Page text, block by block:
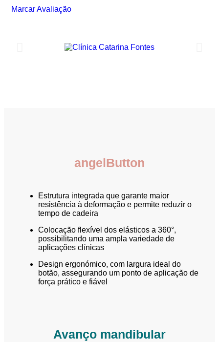
Marcar Avaliação
angelButton
Estrutura integrada que garante maior
resistência à deformação e permite reduzir o
tempo de cadeira
Colocação flexível dos elásticos a 360°,
possibilitando uma ampla variedade de
aplicações clínicas
Design ergonómico, com largura ideal do
botão, assegurando um ponto de aplicação de
força prático e fiável
Avanço mandibular